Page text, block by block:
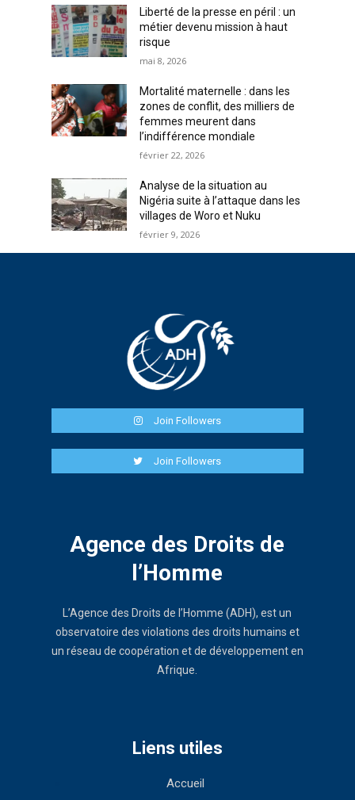
Liberté de la presse en péril : un
métier devenu mission à haut
risque
mai 8, 2026
Mortalité maternelle : dans les
zones de conflit, des milliers de
femmes meurent dans
l’indifférence mondiale
février 22, 2026
Analyse de la situation au
Nigéria suite à l’attaque dans les
villages de Woro et Nuku
février 9, 2026
Join Followers
Join Followers
Agence des Droits de
l’Homme
L’Agence des Droits de l’Homme (ADH), est un
observatoire des violations des droits humains et
un réseau de coopération et de développement en
Afrique.
Liens utiles
Accueil